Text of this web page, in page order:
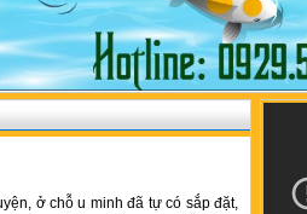
ở chỗ u minh đã tự có sắp đặt,